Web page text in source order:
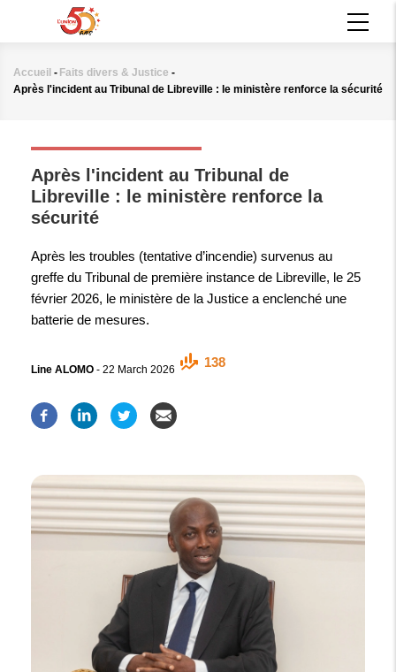
principal
Fil
Accueil - Faits divers & Justice -
Après l'incident au Tribunal de Libreville : le ministère renforce la sécurité
Après l'incident au Tribunal de
Libreville : le ministère renforce la
sécurité
Après les troubles (tentative d’incendie) survenus au
greffe du Tribunal de première instance de Libreville, le 25
février 2026, le ministère de la Justice a enclenché une
batterie de mesures.
Line ALOMO - 22 March 2026
138